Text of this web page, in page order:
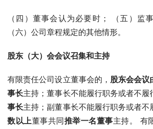
（四）董事会认为必要时； （五）监
（六）公司章程规定的其他情形。
股东（大）会会议召集和主持
有限责任公司设立董事会的， 股东会会议
事长主持；董事长不能履行职务或者不履
事长主持；副董事长不能履行职务或者不
数以上董事共同推举一名董事主持。 有